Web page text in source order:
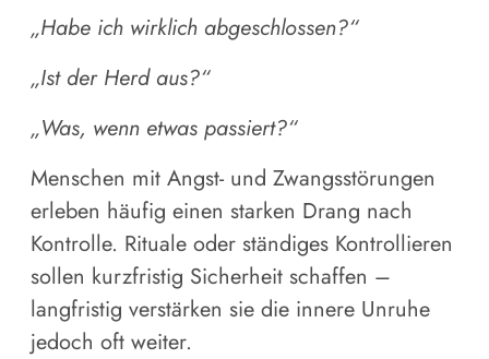
„Habe ich wirklich abgeschlossen?“
„Ist der Herd aus?“
„Was, wenn etwas passiert?“
Menschen mit Angst- und Zwangsstörungen
erleben häufig einen starken Drang nach
Kontrolle. Rituale oder ständiges Kontrollieren
sollen kurzfristig Sicherheit schaffen –
langfristig verstärken sie die innere Unruhe
jedoch oft weiter.